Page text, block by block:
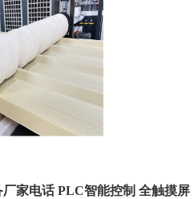
家电话 PLC智能控制 全触摸屏